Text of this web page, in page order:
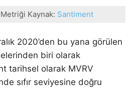
Kaynak: Santiment
2020’den bu yana görülen
biri olarak
tarihsel olarak MVRV
sıfır seviyesine doğru